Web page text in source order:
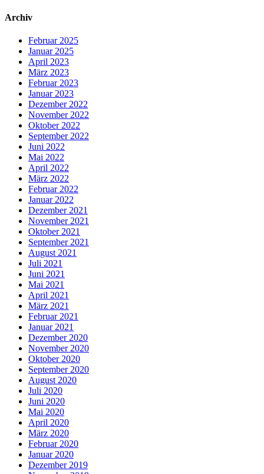
Archiv
Februar 2025
Januar 2025
April 2023
März 2023
Februar 2023
Januar 2023
Dezember 2022
November 2022
Oktober 2022
September 2022
Juni 2022
Mai 2022
April 2022
März 2022
Februar 2022
Januar 2022
Dezember 2021
November 2021
Oktober 2021
September 2021
August 2021
Juli 2021
Juni 2021
Mai 2021
April 2021
März 2021
Februar 2021
Januar 2021
Dezember 2020
November 2020
Oktober 2020
September 2020
August 2020
Juli 2020
Juni 2020
Mai 2020
April 2020
März 2020
Februar 2020
Januar 2020
Dezember 2019